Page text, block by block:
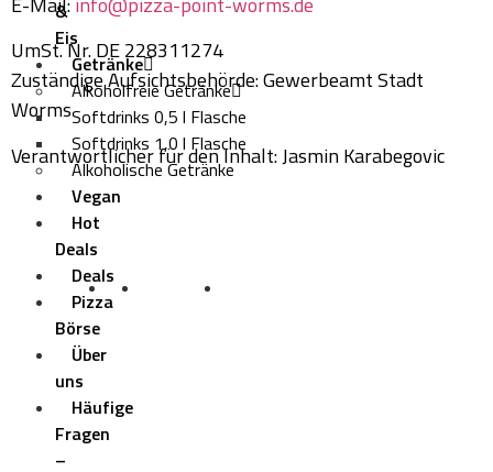
&
Eis
Getränke
Alkoholfreie Getränke
Softdrinks 0,5 l Flasche
Softdrinks 1,0 l Flasche
Alkoholische Getränke
Vegan
Hot
Deals
Deals
Pizza
Börse
Über
uns
Häufige
Fragen
–
UmSt. Nr. DE 228311274
Zuständige Aufsichtsbehörde: Gewerbeamt Stadt
Worms
Verantwortlicher für den Inhalt: Jasmin Karabegovic
DatenschutzAGB Impressum
Unser Treueprogramm